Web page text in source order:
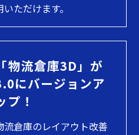
いただけます。
「物流倉庫3D」が
にバージョンア
プ！
流倉庫のレイアウト改善